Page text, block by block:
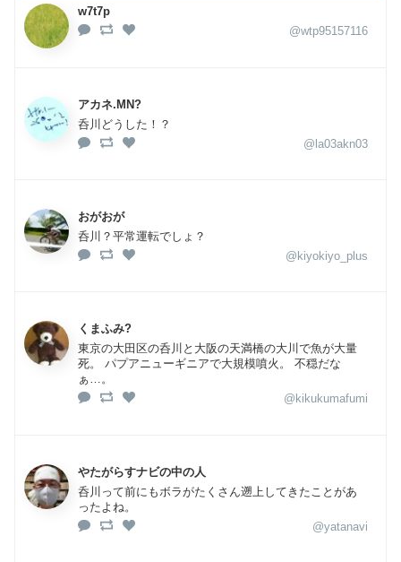
w7t7p
@wtp95157116
アカネ.MN?
呑川どうした！？
@la03akn03
おがおが
呑川？平常運転でしょ？
@kiyokiyo_plus
くまふみ?
東京の大田区の呑川と大阪の天満橋の大川で魚が大量
死。 パプアニューギニアで大規模噴火。 不穏だな
ぁ…。
@kikukumafumi
やたがらすナビの中の人
呑川って前にもボラがたくさん遡上してきたことがあ
ったよね。
@yatanavi